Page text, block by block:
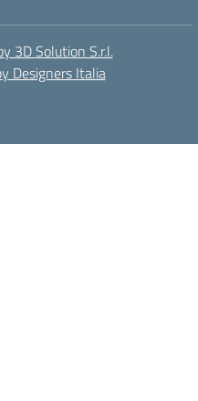
3D Solution S.r.l.
Designers Italia